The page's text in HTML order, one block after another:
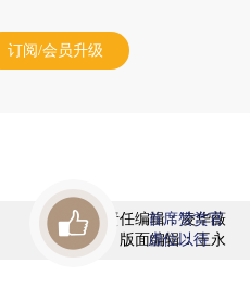
订阅/会员升级
责任编辑：凌华薇
版面编辑：王永
首席赞赏官
虚位以待